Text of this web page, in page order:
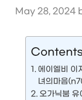
May 28, 2024
에이엘비 이
녀의마음
오가닉붐